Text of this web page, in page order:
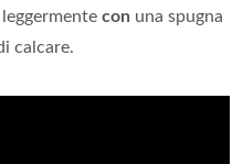
con una spugna
calcare.